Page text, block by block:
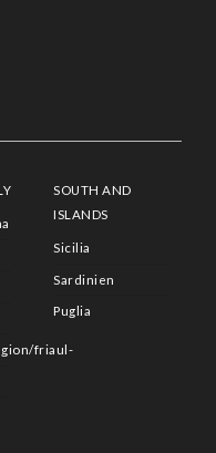
friaul-
SOUTH AND
ISLANDS
Sicilia
Sardinien
Puglia